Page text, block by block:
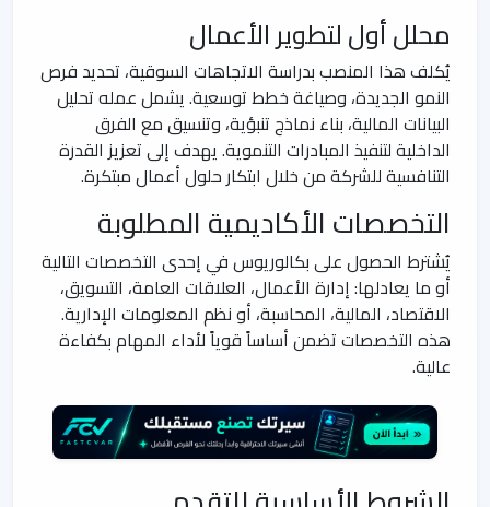
محلل أول لتطوير الأعمال
يُكلف هذا المنصب بدراسة الاتجاهات السوقية، تحديد فرص
النمو الجديدة، وصياغة خطط توسعية. يشمل عمله تحليل
البيانات المالية، بناء نماذج تنبؤية، وتنسيق مع الفرق
الداخلية لتنفيذ المبادرات التنموية. يهدف إلى تعزيز القدرة
التنافسية للشركة من خلال ابتكار حلول أعمال مبتكرة.
التخصصات الأكاديمية المطلوبة
يُشترط الحصول على بكالوريوس في إحدى التخصصات التالية
أو ما يعادلها: إدارة الأعمال، العلاقات العامة، التسويق،
الاقتصاد، المالية، المحاسبة، أو نظم المعلومات الإدارية.
هذه التخصصات تضمن أساساً قوياً لأداء المهام بكفاءة
عالية.